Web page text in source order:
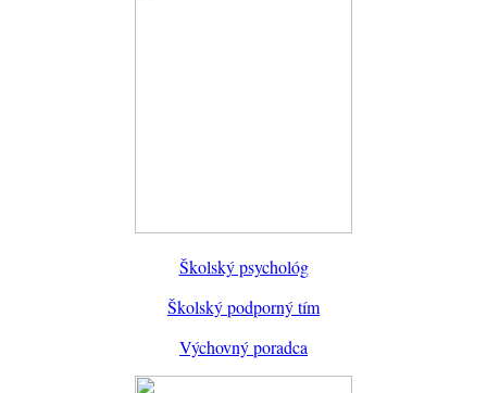
Školský psychológ
Školský podporný tím
Výchovný poradca